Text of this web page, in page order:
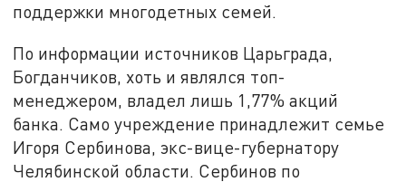
поддержки многодетных семей.
По информации источников Царьграда,
Богданчиков, хоть и являлся топ-
менеджером, владел лишь 1,77% акций
банка. Само учреждение принадлежит семье
Игоря Сербинова, экс-вице-губернатору
Челябинской области. Сербинов по